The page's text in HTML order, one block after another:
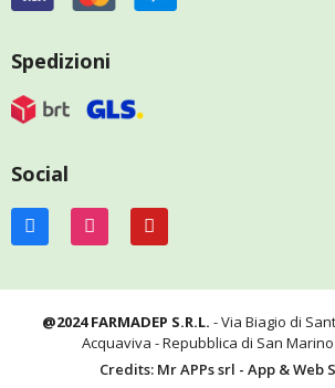
Spedizioni
Social
@2024 FARMADEP S.R.L. - Via Biagio di
Acquaviva - Repubblica di San Marino
Credits: Mr APPs srl - App & Web